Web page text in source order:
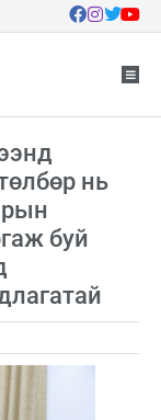
нь
буй